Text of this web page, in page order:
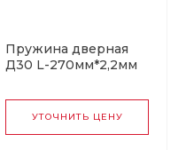
Пружина дверная
Д30 L-270мм*2,2мм
УТОЧНИТЬ ЦЕНУ